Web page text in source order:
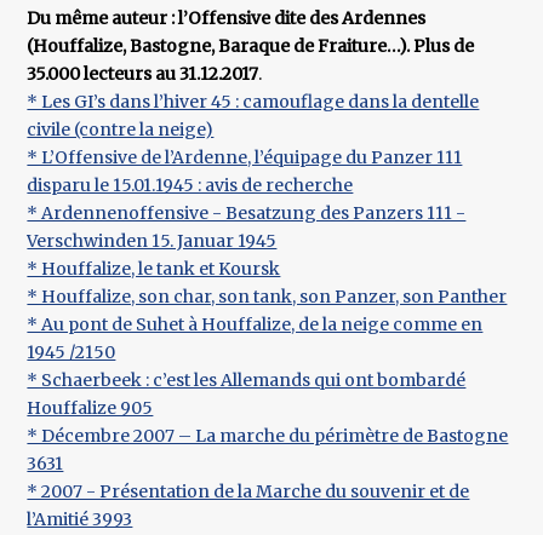
Du même auteur : l’Offensive dite des Ardennes
(Houffalize, Bastogne, Baraque de Fraiture…). Plus de
35.000 lecteurs au 31.12.2017.
* Les GI’s dans l’hiver 45 : camouflage dans la dentelle
civile (contre la neige)
* L’Offensive de l’Ardenne, l’équipage du Panzer 111
disparu le 15.01.1945 : avis de recherche
* Ardennenoffensive - Besatzung des Panzers 111 -
Verschwinden 15. Januar 1945
* Houffalize, le tank et Koursk
* Houffalize, son char, son tank, son Panzer, son Panther
* Au pont de Suhet à Houffalize, de la neige comme en
1945 /2150
* Schaerbeek : c’est les Allemands qui ont bombardé
Houffalize 905
* Décembre 2007 – La marche du périmètre de Bastogne
3631
* 2007 - Présentation de la Marche du souvenir et de
l’Amitié 3993